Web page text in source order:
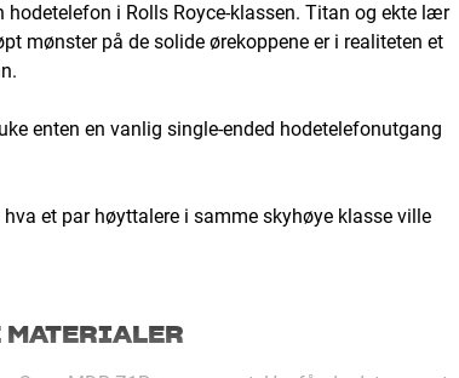
i Rolls Royce-klassen. Titan og ekte lær
mønster på de solide ørekoppene er i realiteten et
enten en vanlig single-ended hodetelefonutgang
et par høyttalere i samme skyhøye klasse ville